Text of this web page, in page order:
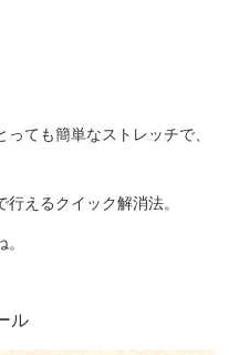
ても簡単なストレッチで、
えるクイック解消法。
ル